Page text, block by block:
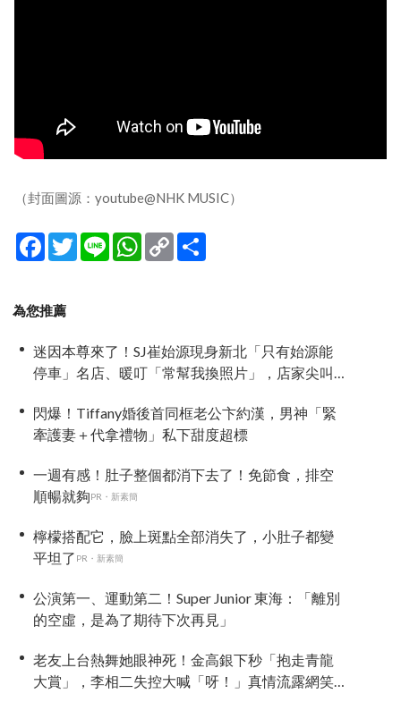
（封面圖源：youtube@NHK MUSIC）
Facebook
TwitterLine WhatsApp
Copy
Link
為您推薦
迷因本尊來了！SJ崔始源現身新北「只有始源能
停車」名店、暖叮「常幫我換照片」，店家尖叫
閃爆！Tiffany婚後首同框老公卞約漢，男神「緊
牽護妻＋代拿禮物」私下甜度超標
一週有感！肚子整個都消下去了！免節食，排空
順暢就夠PR・新素簡
檸檬搭配它，臉上斑點全部消失了，小肚子都變
平坦了 PR・新素簡
公演第一、運動第二！Super Junior 東海：「離別
的空虛，是為了期待下次再見」
老友上台熱舞她眼神死！金高銀下秒「抱走青龍
大賞」，李相二失控大喊「呀！」真情流露網笑